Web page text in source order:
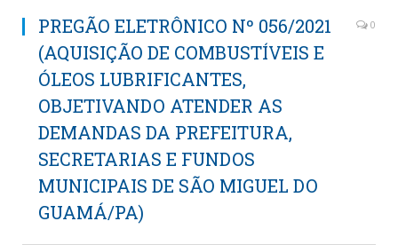
PREGÃO ELETRÔNICO Nº 056/2021
(AQUISIÇÃO DE COMBUSTÍVEIS E
ÓLEOS LUBRIFICANTES,
OBJETIVANDO ATENDER AS
DEMANDAS DA PREFEITURA,
SECRETARIAS E FUNDOS
MUNICIPAIS DE SÃO MIGUEL DO
GUAMÁ/PA)
0